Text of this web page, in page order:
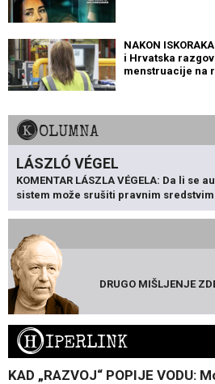
NAKON
i Hrvatska
menstruacije na
KOLUMNA
LÁSZLÓ VÉGEL
KOMENTAR LÁSZLA VÉGELA: Da li se
sistem može srušiti pravnim
DRUGO MIŠLJENJE
HIPERLINK
KAD „RAZVOJ“ POPIJE VODU: